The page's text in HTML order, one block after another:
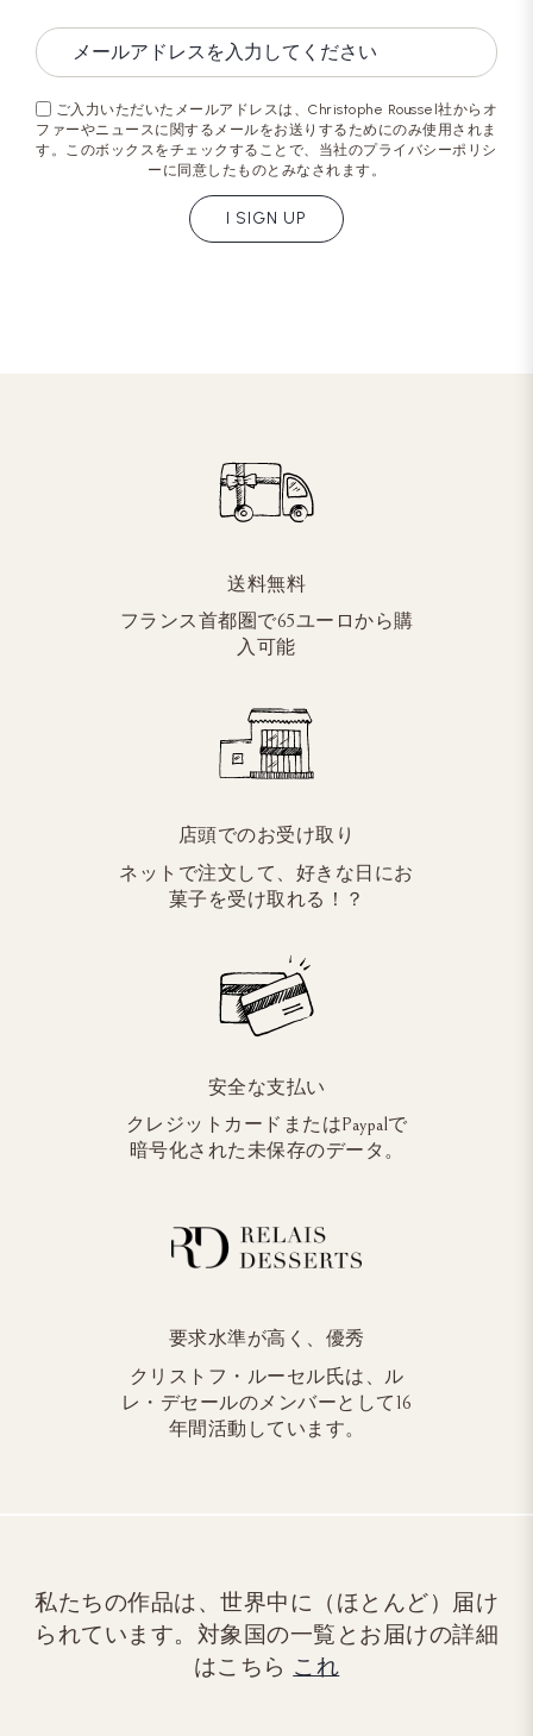
ご入力いただいたメールアドレスは、Christophe Roussel社からオ
ファーやニュースに関するメールをお送りするためにのみ使用されま
す。このボックスをチェックすることで、当社のプライバシーポリシ
ーに同意したものとみなされます。
I SIGN UP
送料無料
フランス首都圏で65ユーロから購
入可能
店頭でのお受け取り
ネットで注文して、好きな日にお
菓子を受け取れる！？
安全な支払い
クレジットカードまたはPaypalで
暗号化された未保存のデータ。
要求水準が高く、優秀
クリストフ・ルーセル氏は、ル
レ・デセールのメンバーとして16
年間活動しています。
私たちの作品は、世界中に（ほとんど）届け
られています。対象国の一覧とお届けの詳細
はこちら これ